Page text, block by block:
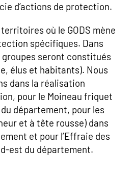
d’actions de protection.
où le GODS mène
spécifiques. Dans
seront constitués
élus et habitants). Nous
dans la réalisation
pour le Moineau friquet
département, pour les
et à tête rousse) dans
et pour l’Effraie des
est du département.